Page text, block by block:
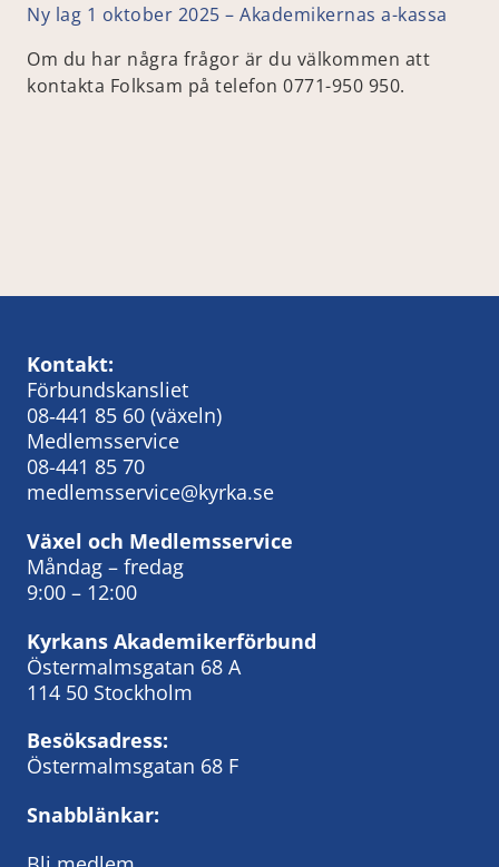
Ny lag 1 oktober 2025 – Akademikernas a-kassa
Om du har några frågor är du välkommen att
kontakta Folksam på telefon 0771-950 950.
Kontakt:
Förbundskansliet
08‑441 85 60 (växeln)
Medlemsservice
08-441 85 70
medlemsservice@kyrka.se
Växel och Medlemsservice
Måndag – fredag
9:00 – 12:00
Kyrkans Akademikerförbund
Östermalmsgatan 68 A
114 50 Stockholm
Besöksadress:
Östermalmsgatan 68 F
Snabblänkar: